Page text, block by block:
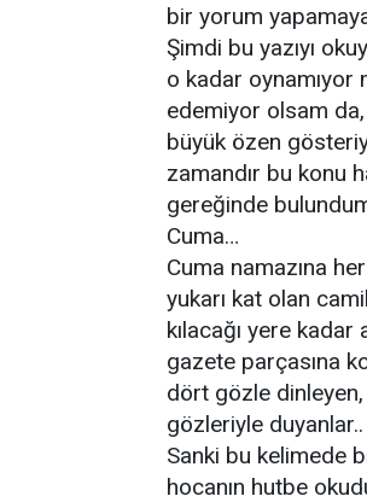
bir yorum
Şimdi bu yazıyı
o kadar oynamıyor
edemiyor olsam
büyük özen
zamandır bu konu
gereğinde
Cuma…
Cuma namazına
yukarı kat olan
kılacağı yere kadar
gazete parçasına
dört gözle dinleyen,
gözleriyle duyanlar..
Sanki bu kelimede
hocanın hutbe